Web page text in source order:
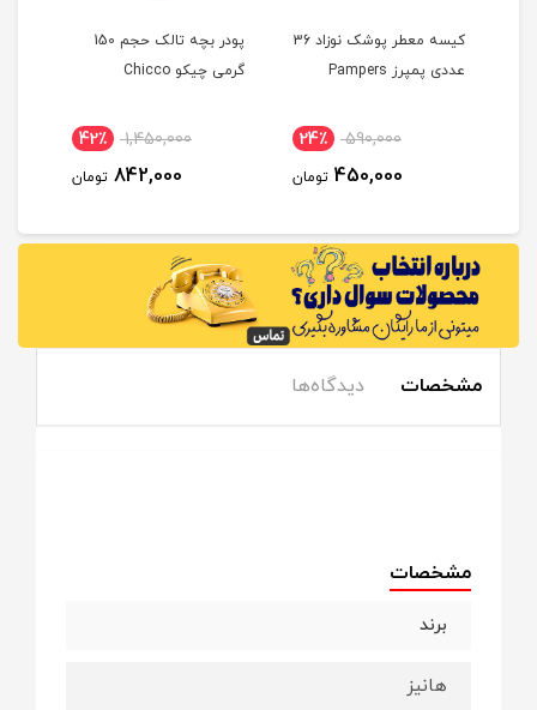
کیسه معطر پوشک نوزاد 36
عددی پمپرز Pampers
590,000 24٪
450,000 تومان
پودر بچه تالک حجم 150
گرمی چیکو Chicco
1,450,000 42٪
842,000 تومان
مشخصات دیدگاه‌ها
مشخصات
برند
هانیز